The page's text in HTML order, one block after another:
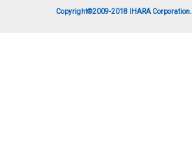
Copyright©2009-2018 IHARA Corporation.